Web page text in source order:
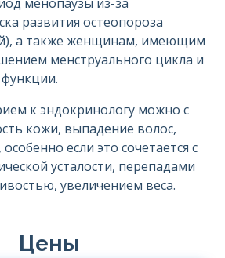
развития остеопороза
а также женщинам, имеющим
менструального цикла и
к эндокринологу можно с
кожи, выпадение волос,
если это сочетается с
усталости, перепадами
увеличением веса.
Цены